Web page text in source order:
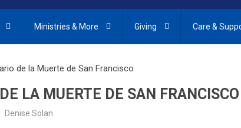
Ministries & More Giving Care &
de la Muerte de San Francisco
LA MUERTE DE SAN FRANCISCO
Denise Solan